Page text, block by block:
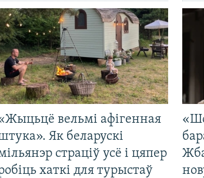
вельмі афігенная
Як беларускі
страціў усё і цяпер
хаткі для турыстаў